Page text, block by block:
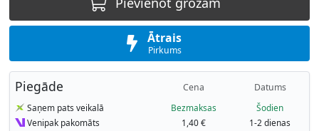
Ātrais
Pirkums
Piegāde Cena Datums
Saņem pats veikalā Bezmaksas
Šodien
Venipak pakomāts
1,40 €
1-2 dienas